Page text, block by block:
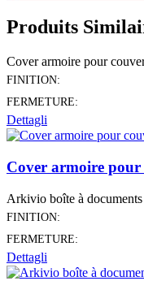
Produits
Cover armoire pour
FINITION:
FERMETURE:
Dettagli
Cover armoire
Arkivio boîte à documents
FINITION:
FERMETURE:
Dettagli